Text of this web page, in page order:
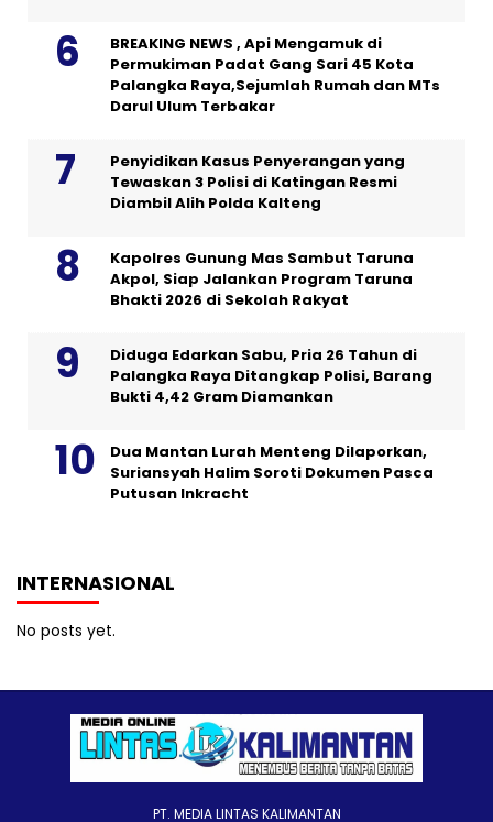
BREAKING NEWS , Api Mengamuk di
Permukiman Padat Gang Sari 45 Kota
Palangka Raya,Sejumlah Rumah dan MTs
Darul Ulum Terbakar
Penyidikan Kasus Penyerangan yang
Tewaskan 3 Polisi di Katingan Resmi
Diambil Alih Polda Kalteng
Kapolres Gunung Mas Sambut Taruna
Akpol, Siap Jalankan Program Taruna
Bhakti 2026 di Sekolah Rakyat
Diduga Edarkan Sabu, Pria 26 Tahun di
Palangka Raya Ditangkap Polisi, Barang
Bukti 4,42 Gram Diamankan
Dua Mantan Lurah Menteng Dilaporkan,
Suriansyah Halim Soroti Dokumen Pasca
Putusan Inkracht
INTERNASIONAL
No posts yet.
PT. MEDIA LINTAS KALIMANTAN